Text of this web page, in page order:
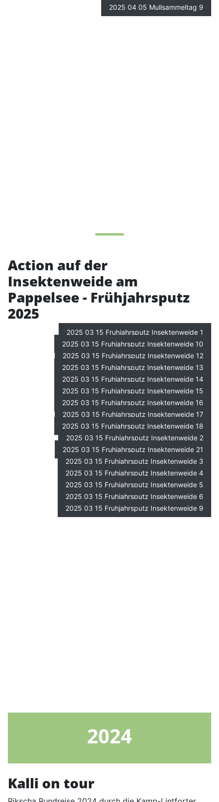
2025 04 05 Mullsammeltag 9
Action auf der
Insektenweide am
Pappelsee - Frühjahrsputz
2025
2025 03 15 Fruhjahrsputz Insektenweide 1
2025 03 15 Fruhjahrsputz Insektenweide 10
2025 03 15 Fruhjahrsputz Insektenweide 12
2025 03 15 Fruhjahrsputz Insektenweide 13
2025 03 15 Fruhjahrsputz Insektenweide 14
2025 03 15 Fruhjahrsputz Insektenweide 15
2025 03 15 Fruhjahrsputz Insektenweide 16
2025 03 15 Fruhjahrsputz Insektenweide 17
2025 03 15 Fruhjahrsputz Insektenweide 18
2025 03 15 Fruhjahrsputz Insektenweide 2
2025 03 15 Fruhjahrsputz Insektenweide 21
2025 03 15 Fruhjahrsputz Insektenweide 3
2025 03 15 Fruhjahrsputz Insektenweide 4
2025 03 15 Fruhjahrsputz Insektenweide 5
2025 03 15 Fruhjahrsputz Insektenweide 6
2025 03 15 Fruhjahrsputz Insektenweide 9
2024
Kalli on tour